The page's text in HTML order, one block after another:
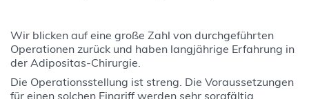
Wir blicken auf eine große Zahl von durchgeführten
Operationen zurück und haben langjährige Erfahrung in
der Adipositas-Chirurgie.
Die Operationsstellung ist streng. Die Voraussetzungen
für einen solchen Eingriff werden sehr sorgfältig